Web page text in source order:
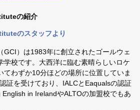
の紹介
のスタッフより
）は1983年に創立されたゴールウェ
学校です。大西洋に臨む素晴らしいロケ
てわずか10分ほどの場所に位置していま
証を受けており、IALCとEaqualsの認証
in IrelandやALTOの加盟校でもあ